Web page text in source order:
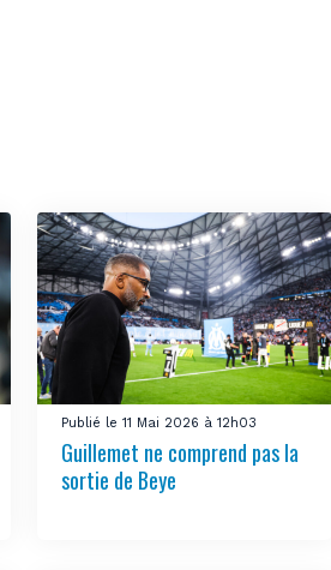
Publié le 11 Mai 2026 à 12h03
Guillemet ne comprend pas la
sortie de Beye